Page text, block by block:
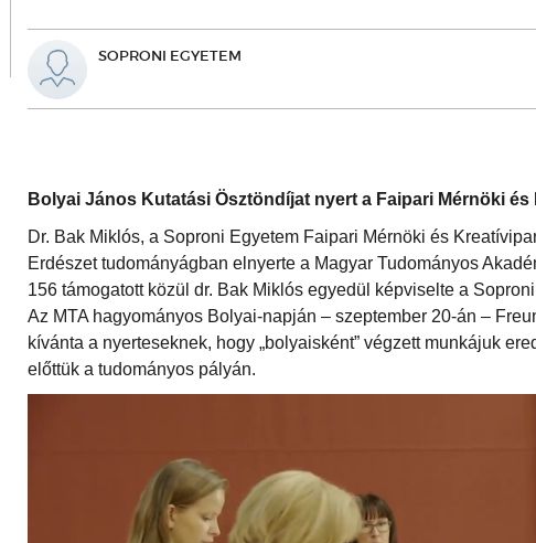
SOPRONI EGYETEM
Bolyai János Kutatási Ösztöndíjat nyert a Faipari Mérnöki
Dr. Bak Miklós, a Soproni Egyetem Faipari Mérnöki és
Erdészet tudományágban elnyerte a Magyar Tudományos
156 támogatott közül dr. Bak Miklós egyedül képviselte a
Az MTA hagyományos Bolyai-napján – szeptember 20-án –
kívánta a nyerteseknek, hogy „bolyaisként” végzett munkájuk
előttük a tudományos pályán.